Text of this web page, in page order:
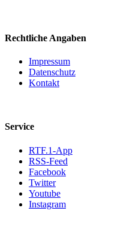
Rechtliche Angaben
Impressum
Datenschutz
Kontakt
Service
RTF.1-App
RSS-Feed
Facebook
Twitter
Youtube
Instagram